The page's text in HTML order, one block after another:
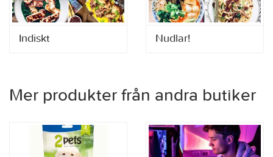
Indiskt Nudlar!
Mer produkter från andra butiker